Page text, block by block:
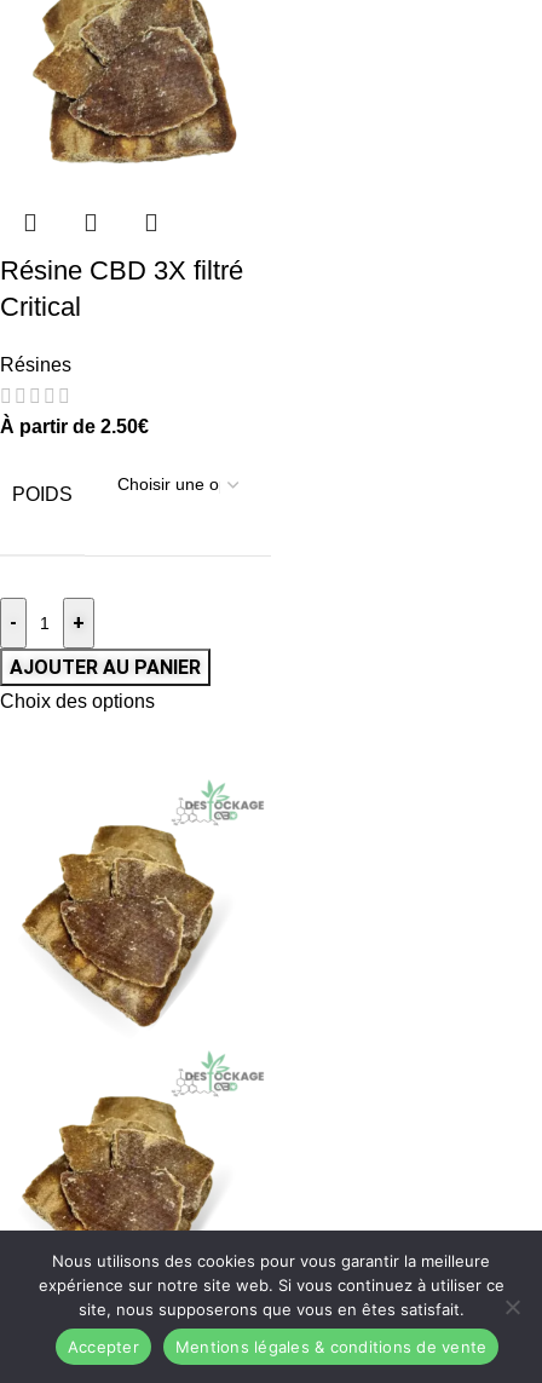
Résine CBD 3X filtré
Critical
Résines
À partir de 2.50€
POIDS
-
+
AJOUTER AU PANIER
Choix des options
Nous utilisons des cookies pour vous garantir la meilleure
expérience sur notre site web. Si vous continuez à utiliser ce
site, nous supposerons que vous en êtes satisfait.
Accepter
Mentions légales & conditions de vente